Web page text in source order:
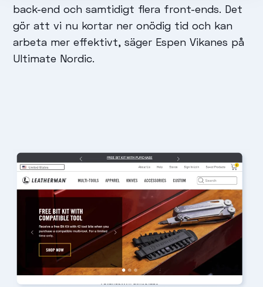
back-end och samtidigt flera front-ends. Det
gör att vi nu kortar ner onödig tid och kan
arbeta mer effektivt, säger Espen Vikanes på
Ultimate Nordic.